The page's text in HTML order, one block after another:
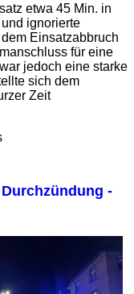
etwa 45 Min. in
ignorierte
Einsatzabbruch
für eine
jedoch eine starke
sich dem
Zeit
-